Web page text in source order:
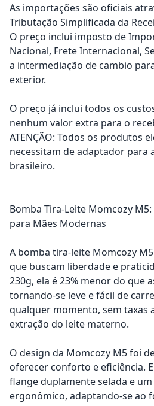
As importações são oficiais
Tributação Simplificada da
O preço inclui imposto de
Nacional, Frete Internacional,
a intermediação de cambio
exterior.
O preço já inclui todos os
nenhum valor extra para o
ATENÇÃO: Todos os produtos
necessitam de adaptador para
brasileiro.
Bomba Tira-Leite Momcozy
para Mães Modernas
A bomba tira-leite Momcozy
que buscam liberdade e
230g, ela é 23% menor do que
tornando-se leve e fácil de
qualquer momento, sem taxas
extração do leite materno.
O design da Momcozy M5 foi
oferecer conforto e eficiência.
flange duplamente selada e
ergonômico, adaptando-se ao